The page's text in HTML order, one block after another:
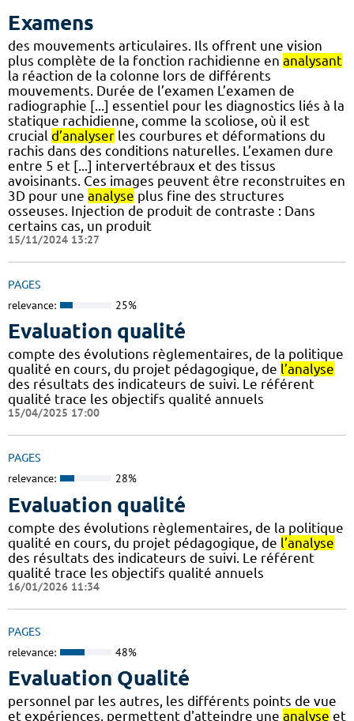
Examens
des mouvements articulaires. Ils offrent une vision
plus complète de la fonction rachidienne en analysant
la réaction de la colonne lors de différents
mouvements. Durée de l’examen L’examen de
radiographie [...] essentiel pour les diagnostics liés à la
statique rachidienne, comme la scoliose, où il est
crucial d’analyser les courbures et déformations du
rachis dans des conditions naturelles. L’examen dure
entre 5 et [...] intervertébraux et des tissus
avoisinants. Ces images peuvent être reconstruites en
3D pour une analyse plus fine des structures
osseuses. Injection de produit de contraste : Dans
certains cas, un produit
15/11/2024 13:27
PAGES
relevance: 25%
Evaluation qualité
compte des évolutions règlementaires, de la politique
qualité en cours, du projet pédagogique, de l’analyse
des résultats des indicateurs de suivi. Le référent
qualité trace les objectifs qualité annuels
15/04/2025 17:00
PAGES
relevance: 28%
Evaluation qualité
compte des évolutions règlementaires, de la politique
qualité en cours, du projet pédagogique, de l’analyse
des résultats des indicateurs de suivi. Le référent
qualité trace les objectifs qualité annuels
16/01/2026 11:34
PAGES
relevance: 48%
Evaluation Qualité
personnel par les autres, les différents points de vue
et expériences, permettent d'atteindre une analyse et